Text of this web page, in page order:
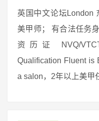
英国中文论坛London
美甲师； 有合法任务
资历证 NVQ/
Qualification Fluent is
a salon，2年以上美甲